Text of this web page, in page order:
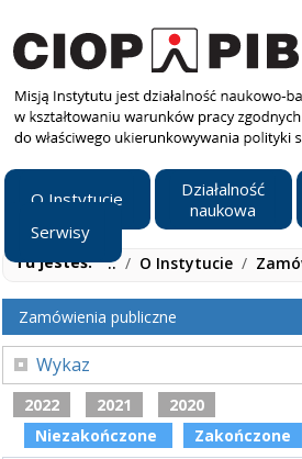
O Instytucie
Działalność
naukowa
Serwisy
Tu jesteś: ../ O Instytucie /
Zamówienia publiczne
Wykaz
2022 2021 2020
Niezakończone
Zakończone